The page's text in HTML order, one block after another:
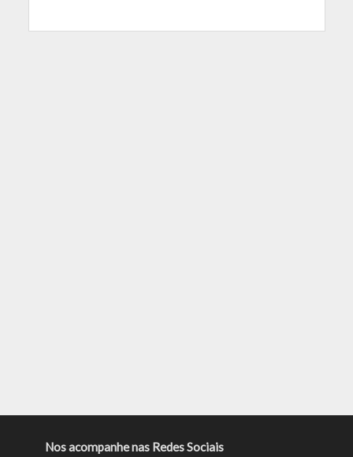
Nos acompanhe nas Redes Sociais